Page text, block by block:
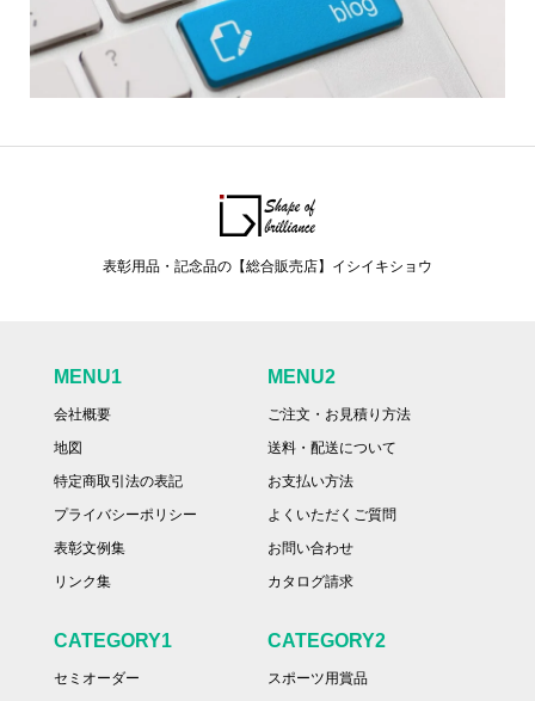
表彰用品・記念品の【総合販売店】イシイキショウ
MENU1
会社概要
地図
特定商取引法の表記
プライバシーポリシー
表彰文例集
リンク集
MENU2
ご注文・お見積り方法
送料・配送について
お支払い方法
よくいただくご質問
お問い合わせ
カタログ請求
CATEGORY1
セミオーダー
CATEGORY2
スポーツ用賞品